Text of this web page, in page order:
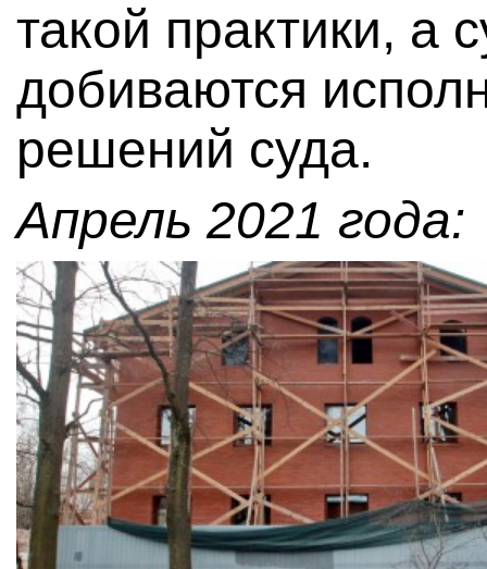
такой практики, а
добиваются
решений суда.
Апрель 2021 года: